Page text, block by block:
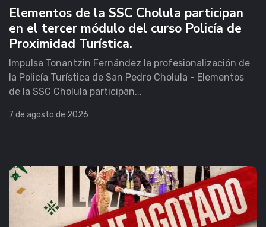
Elementos de la SSC Cholula participan
en el tercer módulo del curso Policía de
Proximidad Turística.
Impulsa Tonantzin Fernández la profesionalización de
la Policía Turística de San Pedro Cholula - Elementos
de la SSC Cholula participan...
7 de agosto de 2026